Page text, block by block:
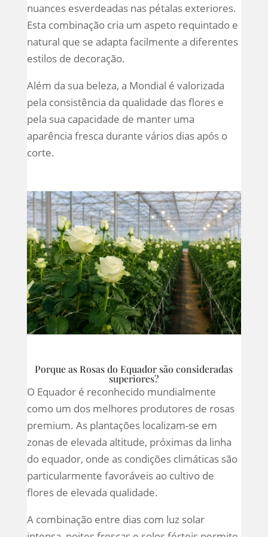
nuances esverdeadas nas pétalas exteriores.
Esta combinação cria um aspeto requintado e
natural que se adapta facilmente a diferentes
estilos de decoração.
Além da sua beleza, a Mondial é valorizada
pela consistência da qualidade das flores e
pela sua capacidade de manter uma
aparência fresca durante vários dias após o
corte.
Porque as Rosas do Equador são consideradas
superiores?
O Equador é reconhecido mundialmente
como um dos melhores produtores de rosas
premium. As plantações localizam-se em
zonas de elevada altitude, próximas da linha
do equador, onde as condições climáticas são
particularmente favoráveis ao cultivo de
flores de elevada qualidade.
A combinação entre dias com luz solar